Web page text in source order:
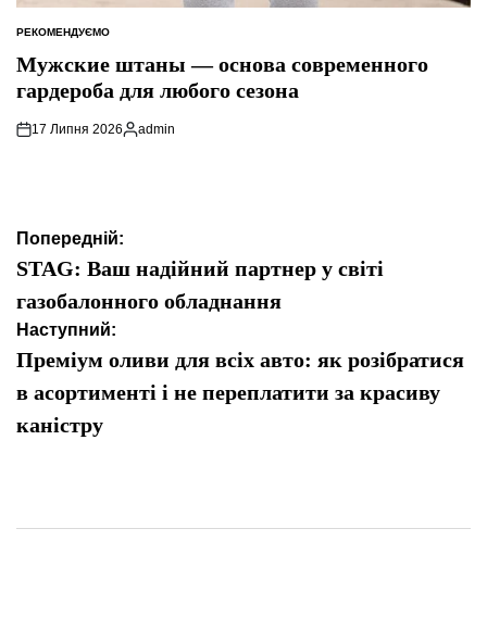
ОПУБЛІКУВАТИ
РЕКОМЕНДУЄМО
Мужские штаны — основа современного
гардероба для любого сезона
17 Липня 2026
Опубліковано
admin
Навігація
записів
Попередній:
STAG: Ваш надійний партнер у світі
газобалонного обладнання
Наступний:
Преміум оливи для всіх авто: як розібратися
в асортименті і не переплатити за красиву
каністру